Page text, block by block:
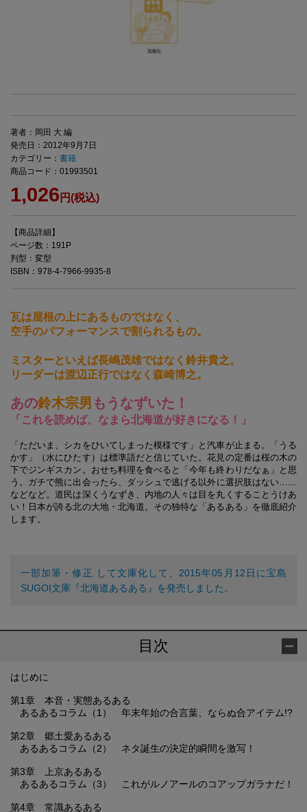
著者：岡田 大 編
発売日：2012年9月7日
カテゴリー： 書籍
商品コード：01993501
1,026 円(税込)
【商品詳細】
ページ数：191P
判型：変型
ISBN：978-4-7966-9935-8
瓦は屋根の上にあるものではなく、
空手のパフォーマンスで割られるもの。
ミスターといえば長嶋茂雄ではなく鈴井貴之。
リーダーは渡辺正行ではなく森崎博之。
あの鈴木宗男 もうなずいた！
「これを読めば、なまら北海道が好きになる！」
「ただいま、シカをひいてしまった模様です」と汽車が止まる。「うる
かす」（水にひたす）は標準語だと信じていた。花見の定番は桜の木の
下でジンギスカン。おせち料理を食べると「今年も終わりだなぁ」と思
う。ガチで熊に出会ったら、ダッシュで逃げる以外に選択肢はない……
などなど。道民は深くうなずき、内地の人々は目を丸くすることうけあ
い！日本が誇る北の大地・北海道。その独特な「あるある」を徹底紹介
します。
一部加筆・修正 して文庫化して、2015年05月12日に宝島
SUGOI文庫『北海道あるある』を発売しました。
目次
はじめに
第1章 本音・実態あるある
あるあるコラム（1） 年末年始の合言葉、ならぬ合アイテム!?
第2章 郷土愛あるある
あるあるコラム（2） ネタ誕生の決定的瞬間を激写！
第3章 上京あるある
あるあるコラム（3） これがルノアールのコアップガラナだ！
第4章 常識あるある